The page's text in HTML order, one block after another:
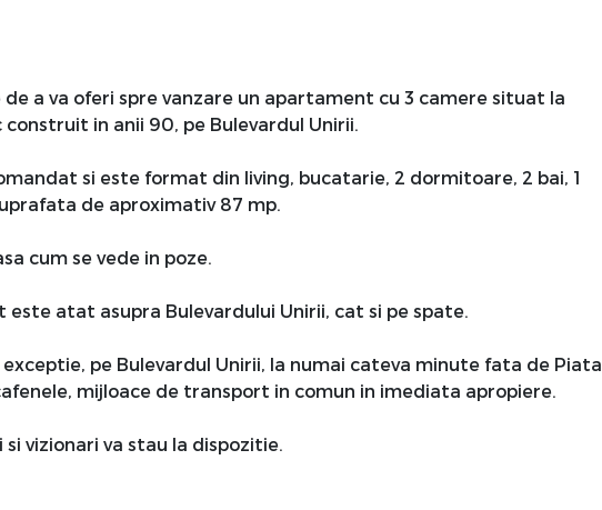
a va oferi spre vanzare un apartament cu 3 camere situat la
in anii 90, pe Bulevardul Unirii.
si este format din living, bucatarie, 2 dormitoare, 2 bai, 1
de aproximativ 87 mp.
cum se vede in poze.
atat asupra Bulevardului Unirii, cat si pe spate.
pe Bulevardul Unirii, la numai cateva minute fata de Piata
mijloace de transport in comun in imediata apropiere.
vizionari va stau la dispozitie.